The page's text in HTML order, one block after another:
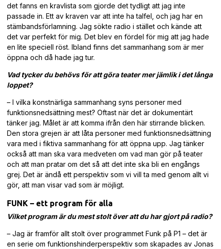
det fanns en kravlista som gjorde det tydligt att jag inte
passade in. Ett av kraven var att inte ha talfel, och jag har en
stämbandsförlamning. Jag sökte radio i stället och kände att
det var perfekt för mig. Det blev en fördel för mig att jag hade
en lite speciell röst. Ibland finns det sammanhang som är mer
öppna och då hade jag tur.
Vad tycker du behövs för att göra teater mer jämlik i det långa
loppet?
– I vilka konstnärliga sammanhang syns personer med
funktionsnedsättning mest? Oftast när det är dokumentärt
tänker jag. Målet är att komma ifrån den här stirrande blicken.
Den stora grejen är att låta personer med funktionsnedsättning
vara med i fiktiva sammanhang för att öppna upp. Jag tänker
också att man ska vara medveten om vad man gör på teater
och att man pratar om det så att det inte ska bli en engångs
grej. Det är ändå ett perspektiv som vi vill ta med genom allt vi
gör, att man visar vad som är möjligt.
FUNK – ett program för alla
Vilket program är du mest stolt över att du har gjort på radio?
– Jag är framför allt stolt över programmet Funk på P1 – det är
en serie om funktionshinderperspektiv som skapades av Jonas